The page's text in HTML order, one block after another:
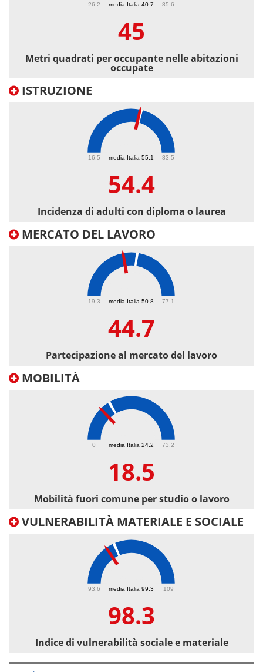
media Italia 40.7
26.2 85.6
45
Metri quadrati per occupante nelle abitazioni
occupate
ISTRUZIONE
media Italia 55.1
16.5 83.5
54.4
Incidenza di adulti con diploma o laurea
MERCATO DEL LAVORO
media Italia 50.8
19.3 77.1
44.7
Partecipazione al mercato del lavoro
MOBILITÀ
media Italia 24.2
0 73.2
18.5
Mobilità fuori comune per studio o lavoro
VULNERABILITÀ MATERIALE E SOCIALE
media Italia 99.3
93.6 109
98.3
Indice di vulnerabilità sociale e materiale